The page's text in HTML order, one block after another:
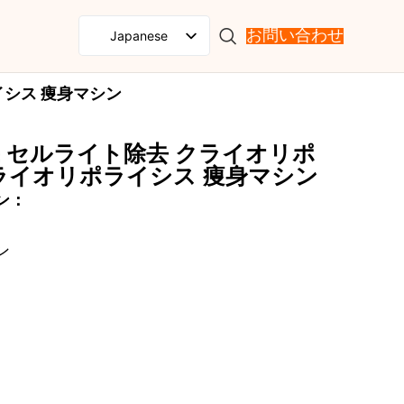
Japanese
Spanish
Russian
Portuguese
お問い合わせ
ス 痩身マシン
セルライト除去 クライオリポ
イオリポライシス 痩身マシン
：